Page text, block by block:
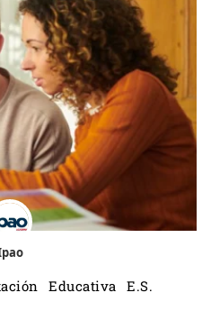
Educativa E.S.